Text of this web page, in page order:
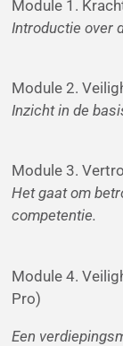
Module 1.
Introductie over
Module 2.
Inzicht in de
Module 3.
Het gaat om
competentie.
Module 4.
Pro)
Een